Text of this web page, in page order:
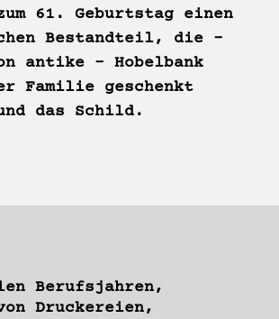
61. Geburtstag einen
Bestandteil, die –
antike – Hobelbank
Familie geschenkt
das Schild.
Berufsjahren,
Druckereien,